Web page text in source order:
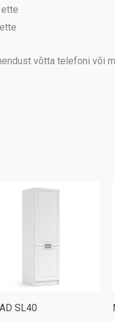
võtta telefoni või
SL40